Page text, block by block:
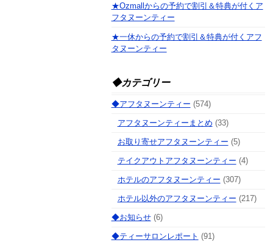
★Ozmallからの予約で割引＆特典が付くア
フタヌーンティー
★一休からの予約で割引＆特典が付くアフ
タヌーンティー
◆カテゴリー
◆アフタヌーンティー (574)
アフタヌーンティーまとめ (33)
お取り寄せアフタヌーンティー (5)
テイクアウトアフタヌーンティー (4)
ホテルのアフタヌーンティー (307)
ホテル以外のアフタヌーンティー (217)
◆お知らせ(6)
◆ティーサロンレポート (91)